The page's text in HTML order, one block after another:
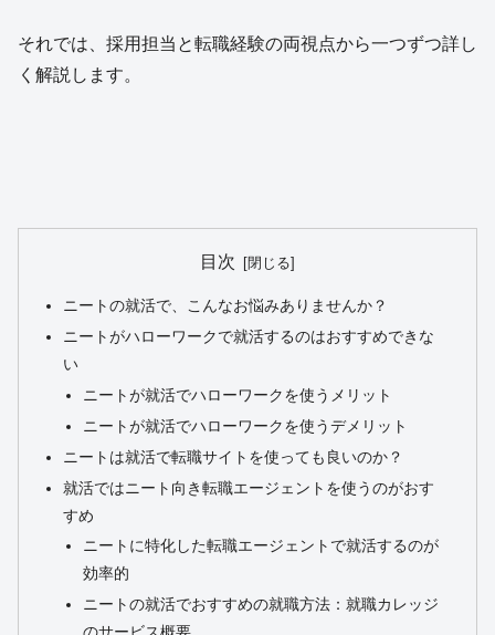
それでは、採用担当と転職経験の両視点から一つずつ詳し
く解説します。
目次
ニートの就活で、こんなお悩みありませんか？
ニートがハローワークで就活するのはおすすめできな
い
ニートが就活でハローワークを使うメリット
ニートが就活でハローワークを使うデメリット
ニートは就活で転職サイトを使っても良いのか？
就活ではニート向き転職エージェントを使うのがおす
すめ
ニートに特化した転職エージェントで就活するのが
効率的
ニートの就活でおすすめの就職方法：就職カレッジ